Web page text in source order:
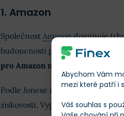
Abychom Vám
mezi které patří i
Váš souhlas s
1. Amazon
Společnost Amazondominuje
budoucnosti perspektivní
pro Amazon na úrovni 320 dolarů
Podle Jonese má Amazon v e-
ziskovosti. Vypíchl hlavně